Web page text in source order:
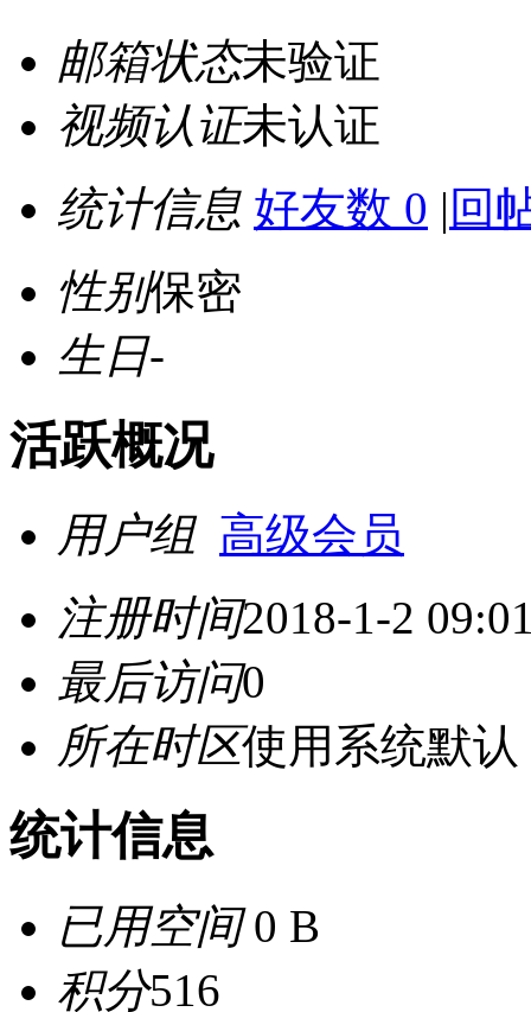
邮箱状态未验证
视频认证未认证
统计信息 好友数 0 | 回
性别保密
生日-
活跃概况
用户组 高级会员
注册时间2018-1-2
最后访问0
所在时区使用系统默认
统计信息
已用空间0 B
积分516